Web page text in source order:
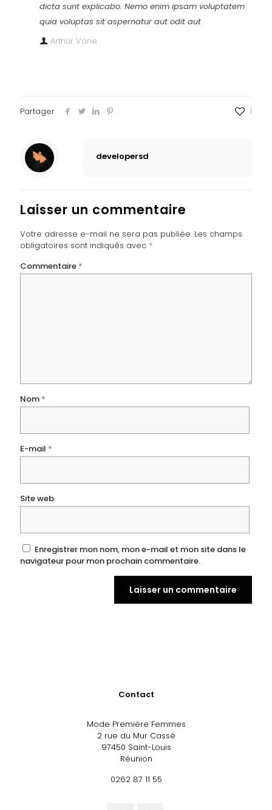
dicta sunt explicabo. Nemo enim ipsam voluptatem
quia voluptas sit aspernatur aut odit aut
Arthur Vane
Partager 1
developersd
Laisser un commentaire
Votre adresse e-mail ne sera pas publiée. Les champs
obligatoires sont indiqués avec *
Commentaire *
Nom *
E-mail *
Site web
Enregistrer mon nom, mon e-mail et mon site dans le
navigateur pour mon prochain commentaire.
Contact
Mode Première Femmes
2 rue du Mur Cassé
97450 Saint-Louis
Réunion
0262 87 11 55